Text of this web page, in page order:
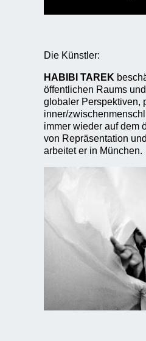
Die Künstler:
HABIBI TAREK
öffentlichen Raums
globaler Perspektiven,
inner/
immer wieder auf dem
von Repräsentation
arbeitet er in München.